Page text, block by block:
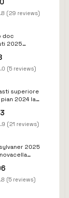
(29 reviews)
doc
2025
(5 reviews)
superiore
2024 la
(21 reviews)
2025
(5 reviews)